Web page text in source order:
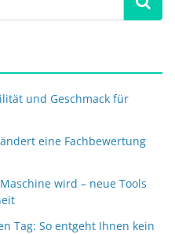
und Geschmack für
eine Fachbewertung
wird – neue Tools
Tag: So entgeht Ihnen kein